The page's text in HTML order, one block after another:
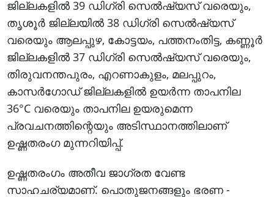
ജില്ലകളിൽ 39 ഡിഗ്രി സെൽഷ്യസ് വരെയും,
തൃശൂർ ജില്ലയിൽ 38 ഡിഗ്രി സെൽഷ്യസ്
വരെയും ആലപ്പുഴ, കോട്ടയം, പത്തനംതിട്ട, കണ്ണൂർ
ജില്ലകളിൽ 37 ഡിഗ്രി സെൽഷ്യസ് വരെയും,
തിരുവനന്തപുരം, എറണാകുളം, മലപ്പുറം,
കാസർഗോഡ് ജില്ലകളിൽ ഉയർന്ന താപനില
36°C വരെയും താപനില ഉയരുമെന്ന
പ്രവചനത്തിന്റെയും അടിസ്ഥാനത്തിലാണ്
ഉഷ്ണതരംഗ മുന്നറിയിപ്പ്.
ഉഷ്ണതരംഗം അതീവ ജാഗ്രത വേണ്ട
സാഹചര്യമാണ്. പൊതുജനങ്ങളും ഭരണ -